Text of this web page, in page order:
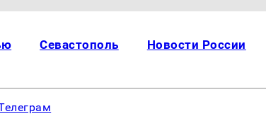
Севастополь Новости России